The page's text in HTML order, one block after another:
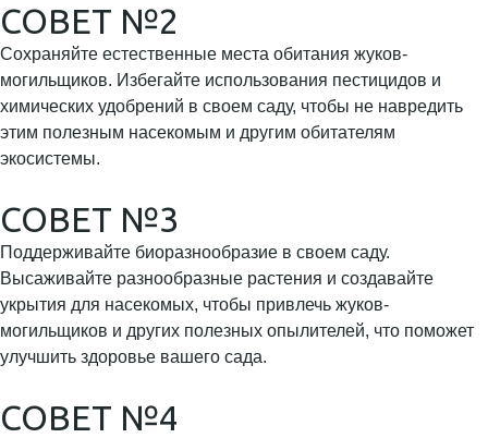
СОВЕТ №2
Сохраняйте естественные места обитания жуков-
могильщиков. Избегайте использования пестицидов и
химических удобрений в своем саду, чтобы не навредить
этим полезным насекомым и другим обитателям
экосистемы.
СОВЕТ №3
Поддерживайте биоразнообразие в своем саду.
Высаживайте разнообразные растения и создавайте
укрытия для насекомых, чтобы привлечь жуков-
могильщиков и других полезных опылителей, что поможет
улучшить здоровье вашего сада.
СОВЕТ №4